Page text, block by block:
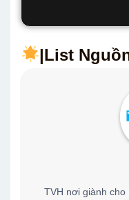
|List
TVH nơi giành